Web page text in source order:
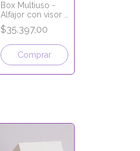
Box Multiuso -
Alfajor con visor -
18,5x12x7 cm -
LÍNEA ECO
KRAFT
$35.397,00
Comprar